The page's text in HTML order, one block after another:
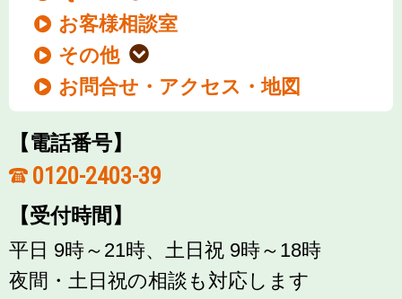
お客様相談室
その他
お問合せ・アクセス・地図
【電話番号】
0120-2403-39
【受付時間】
平日 9時～21時、土日祝 9時～18時
夜間・土日祝の相談も対応します